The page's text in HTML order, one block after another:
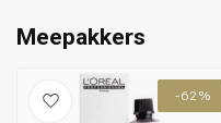
Meepakkers
-62%